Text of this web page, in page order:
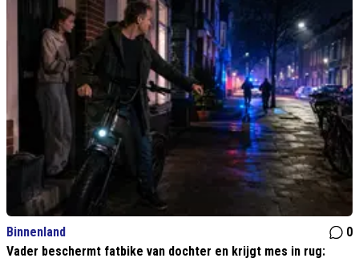
Binnenland
0
Vader beschermt fatbike van dochter en krijgt mes in rug: